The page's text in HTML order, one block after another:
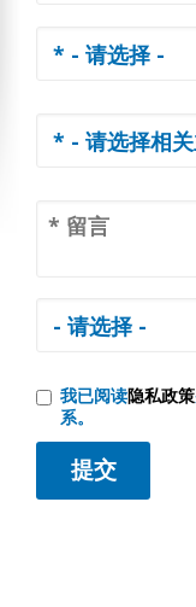
我已阅读隐私政策
系。